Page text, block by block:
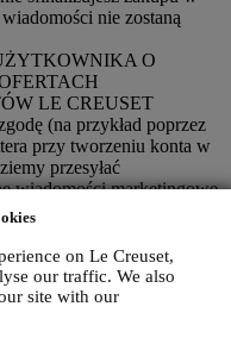
on Le Creuset,
our traffic. We also
site with our
nie zostaną
O
LE CREUSET
(na przykład poprzez
przy tworzeniu konta w
przesyłać
wiadomości marketingowe
Le Creuset w lokalnych
oraz
się z użytkownikiem
za pośrednictwem mediów
z metod
będą dotyczyły